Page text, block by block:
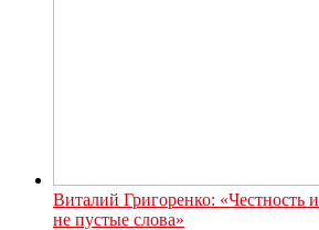
Виталий Григоренко: «Честность
не пустые слова»